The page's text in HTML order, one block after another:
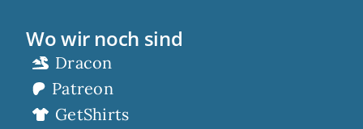
Wo wir noch sind
Dracon
Patreon
GetShirts